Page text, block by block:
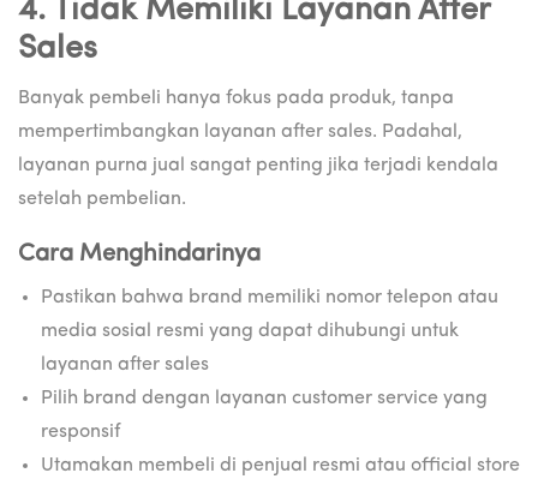
4. Tidak Memiliki Layanan After
Sales
Banyak pembeli hanya fokus pada produk, tanpa
mempertimbangkan layanan after sales. Padahal,
layanan purna jual sangat penting jika terjadi kendala
setelah pembelian.
Cara Menghindarinya
Pastikan bahwa brand memiliki nomor telepon atau
media sosial resmi yang dapat dihubungi untuk
layanan after sales
Pilih brand dengan layanan customer service yang
responsif
Utamakan membeli di penjual resmi atau official store